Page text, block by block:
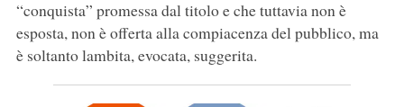
“conquista” promessa dal titolo e che tuttavia non è
esposta, non è offerta alla compiacenza del pubblico, ma
è soltanto lambita, evocata, suggerita.